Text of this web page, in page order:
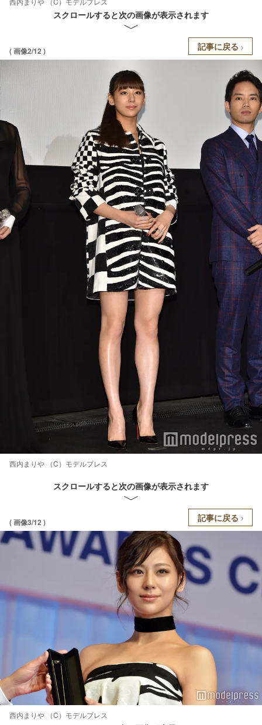
スクロールすると次の画像が表示されます
( 画像2/12 ) 記事に戻る
西内まりや （C）モデルプレス
スクロールすると次の画像が表示されます
( 画像3/12 ) 記事に戻る
西内まりや （C）モデルプレス